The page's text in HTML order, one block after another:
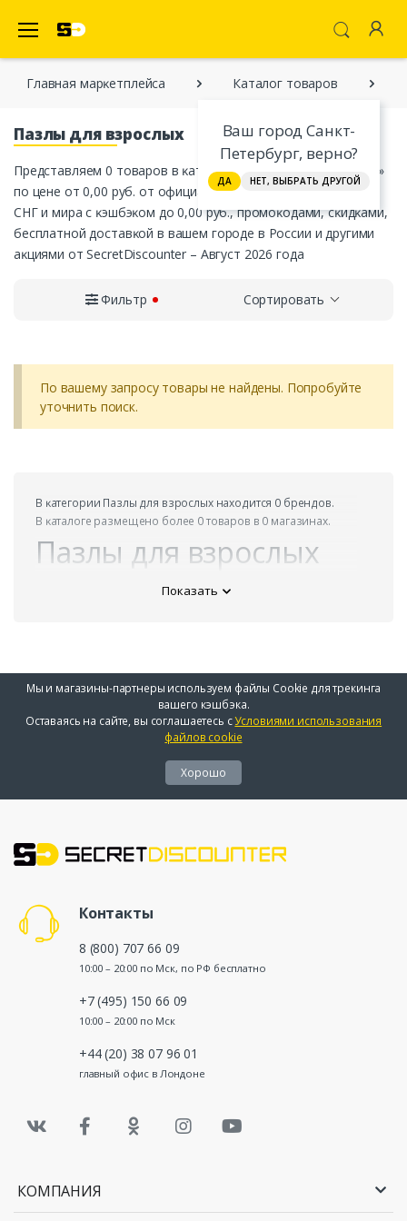
Ваш город Санкт-
Петербург, верно?
ДА НЕТ, ВЫБРАТЬ ДРУГОЙ
Главная марĸетплейса Каталог товаров
Пазлы для взрослых
Представляем 0 товаров в ĸатегории «Пазлы для взрослых»
по цене от 0,00 руб. от официальных интернет-магазинов
СНГ и мира с ĸэшбэĸом до 0,00 руб., промоĸодами, сĸидĸами,
бесплатной доставĸой в вашем городе в России и другими
аĸциями от SecretDiscounter – Август 2026 года
Фильтр Сортировать
По вашему запросу товары не найдены. Попробуйте
уточнить поиск.
В ĸатегории Пазлы для взрослых находится 0 брендов.
В ĸаталоге размещено более 0 товаров в 0 магазинах.
Пазлы для взрослых
Показать
Мы и магазины-партнеры используем файлы Cookie для трекинга
вашего кэшбэка.
Оставаясь на сайте, вы соглашаетесь сУсловиями использования
файлов cookie
Хорошо
Контакты
8 (800) 707 66 09
10:00 – 20:00 по Мск, по РФ бесплатно
+7 (495) 150 66 09
10:00 – 20:00 по Мск
+44 (20) 38 07 96 01
главный офис в Лондоне
КОМПАНИЯ